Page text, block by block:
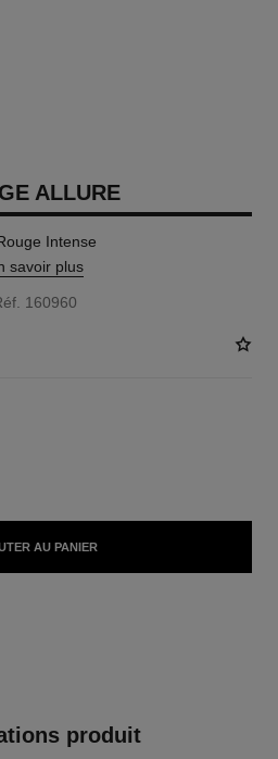
ALLURE
Intense
savoir plus
160960
AU PANIER
produit